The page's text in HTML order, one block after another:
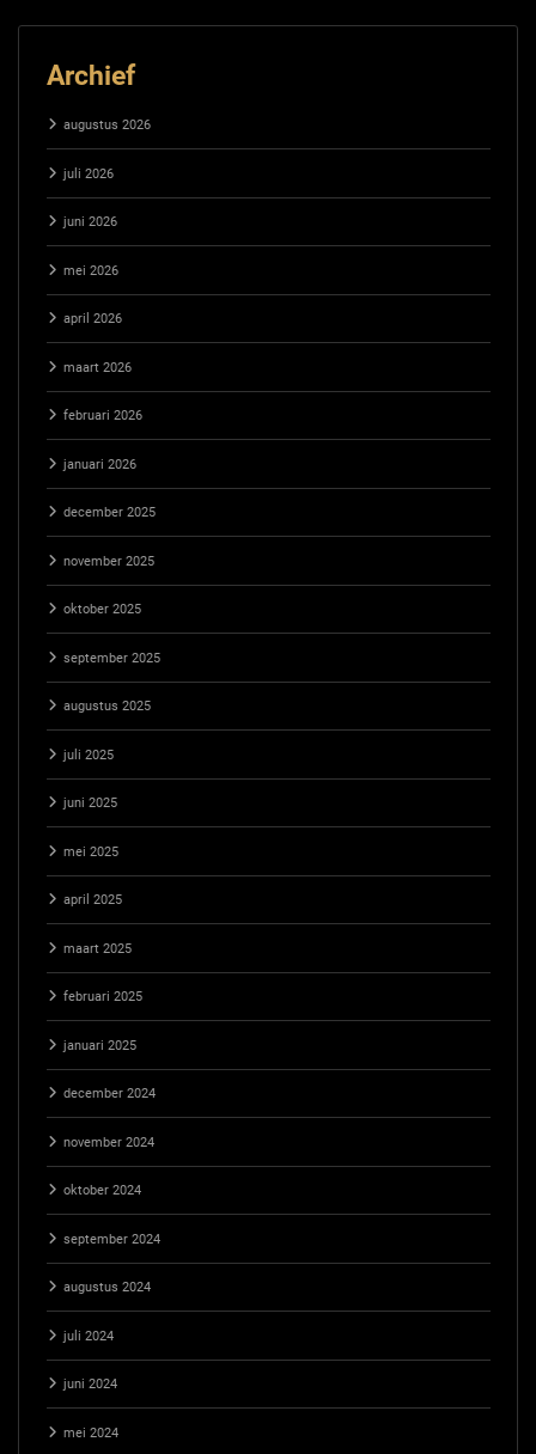
Archief
augustus 2026
juli 2026
juni 2026
mei 2026
april 2026
maart 2026
februari 2026
januari 2026
december 2025
november 2025
oktober 2025
september 2025
augustus 2025
juli 2025
juni 2025
mei 2025
april 2025
maart 2025
februari 2025
januari 2025
december 2024
november 2024
oktober 2024
september 2024
augustus 2024
juli 2024
juni 2024
mei 2024